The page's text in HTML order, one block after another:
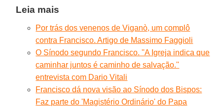
Leia mais
Por trás dos venenos de Viganò, um complô
contra Francisco. Artigo de Massimo Faggioli
O Sínodo segundo Francisco. ''A Igreja indica que
caminhar juntos é caminho de salvação.''
entrevista com Dario Vitali
Francisco dá nova visão ao Sínodo dos Bispos:
Faz parte do 'Magistério Ordinário' do Papa